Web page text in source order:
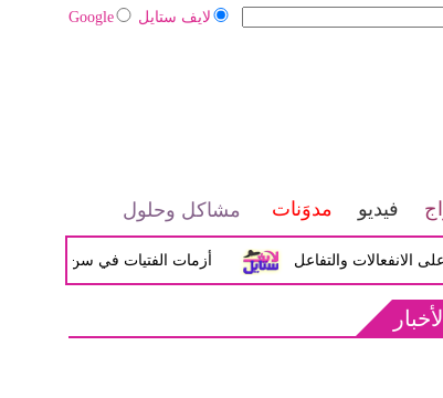
لايف ستايل Google
فيديو مدوَنات مشاكل وحلول
أزمات الفتيات في سن المراهقة بين والتفاعل